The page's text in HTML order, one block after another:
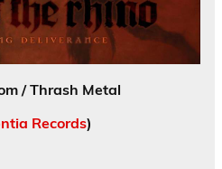
/ Thrash Metal
Records)